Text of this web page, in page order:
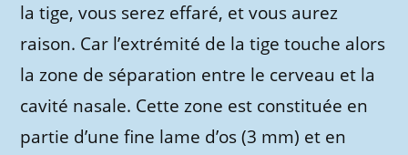
la tige, vous serez effaré, et vous aurez
raison. Car l’extrémité de la tige touche alors
la zone de séparation entre le cerveau et la
cavité nasale. Cette zone est constituée en
partie d’une fine lame d’os (3 mm) et en